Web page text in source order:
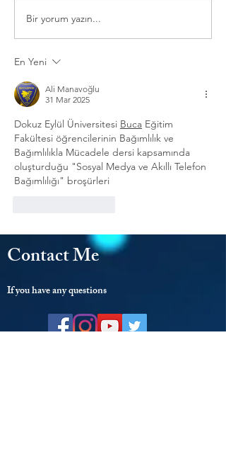
"İnternet...
Bir yorum yazın...
En Yeni
Ali Manavoğlu
31 Mar 2025
Dokuz Eylül Üniversitesi Buca Eğitim
Fakültesi öğrencilerinin Bağımlılık ve
Bağımlılıkla Mücadele dersi kapsamında
oluşturduğu "Sosyal Medya ve Akıllı Telefon
Bağımlılığı" broşürleri
Contact Me
If you have any questions